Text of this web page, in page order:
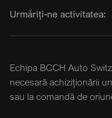
Urmăriți-ne activitatea:
Echipa BCCH Auto
necesară achiziționării
sau la comandă de